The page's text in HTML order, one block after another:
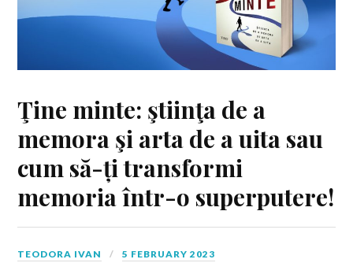
Ţine minte: ştiinţa de a
memora şi arta de a uita sau
cum să-ți transformi
memoria într-o superputere!
TEODORA IVAN 5 FEBRUARY 2023